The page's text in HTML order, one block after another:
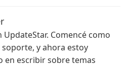
UpdateStar. Comencé como
y ahora estoy
en escribir sobre temas